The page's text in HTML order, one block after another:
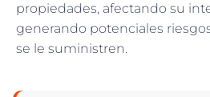
propiedades, afectando su
generando potenciales
se le suministren.